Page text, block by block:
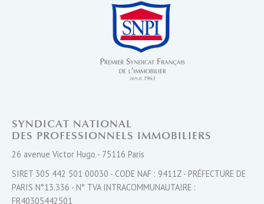
SYNDICAT NATIONAL
DES PROFESSIONNELS IMMOBILIERS
26 avenue Victor Hugo - 75116 Paris
SIRET 305 442 501 00030 - CODE NAF : 9411Z - PRÉFECTURE DE
PARIS N°13.336 - N° TVA INTRACOMMUNAUTAIRE :
FR40305442501